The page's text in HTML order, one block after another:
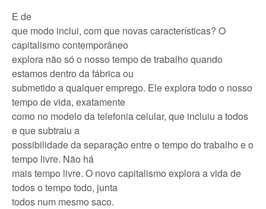
E de
que modo inclui, com que novas características? O
capitalismo contemporâneo
explora não só o nosso tempo de trabalho quando
estamos dentro da fábrica ou
submetido a qualquer emprego. Ele explora todo o nosso
tempo de vida, exatamente
como no modelo da telefonia celular, que incluiu a todos
e que subtraiu a
possibilidade da separação entre o tempo do trabalho e o
tempo livre. Não há
mais tempo livre. O novo capitalismo explora a vida de
todos o tempo todo, junta
todos num mesmo saco.